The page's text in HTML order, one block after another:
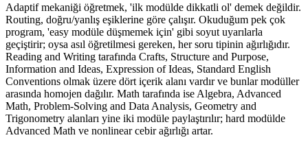
Adaptif mekaniği öğretmek, 'ilk modülde dikkatli ol' demek değildir.
Routing, doğru/yanlış eşiklerine göre çalışır. Okuduğum pek çok
program, 'easy modüle düşmemek için' gibi soyut uyarılarla
geçiştirir; oysa asıl öğretilmesi gereken, her soru tipinin ağırlığıdır.
Reading and Writing tarafında Crafts, Structure and Purpose,
Information and Ideas, Expression of Ideas, Standard English
Conventions olmak üzere dört içerik alanı vardır ve bunlar modüller
arasında homojen dağılır. Math tarafında ise Algebra, Advanced
Math, Problem-Solving and Data Analysis, Geometry and
Trigonometry alanları yine iki modüle paylaştırılır; hard modülde
Advanced Math ve nonlinear cebir ağırlığı artar.